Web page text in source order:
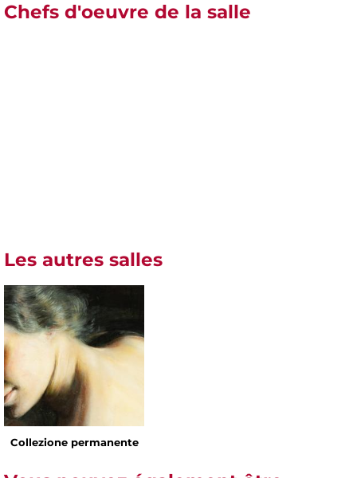
Chefs d'oeuvre de la salle
Les autres salles
Collezione permanente